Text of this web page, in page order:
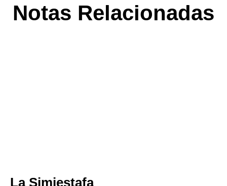
Notas Relacionadas
La Simiestafa